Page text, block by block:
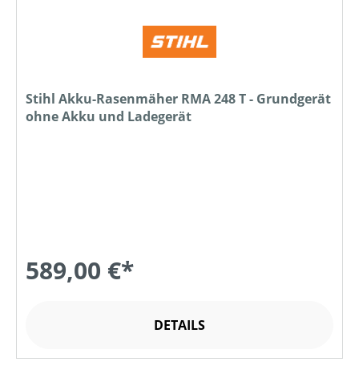
Stihl Akku-Rasenmäher RMA 248 T - Grundgerät
ohne Akku und Ladegerät
589,00 €*
DETAILS